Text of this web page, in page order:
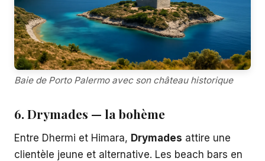
Baie de Porto Palermo avec son château historique
6. Drymades — la bohème
Entre Dhermi et Himara, Drymades attire une
clientèle jeune et alternative. Les beach bars en